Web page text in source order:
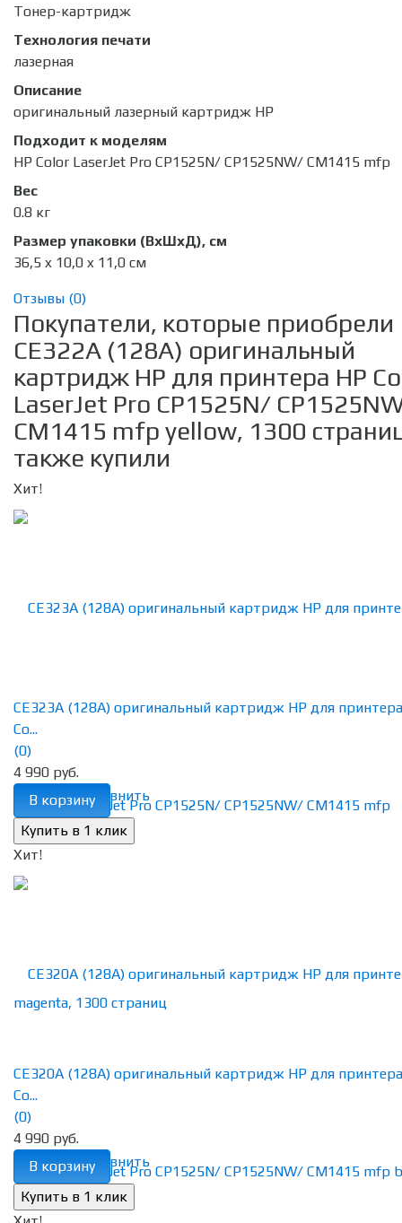
Тонер-картридж
Технология печати
лазерная
Описание
оригинальный лазерный картридж HP
Подходит к моделям
HP Color LaserJet Pro CP1525N/ CP1525NW/ CM1415 mfp
Вес
0.8 кг
Размер упаковки (ВхШхД), см
36,5 x 10,0 x 11,0 см
Отзывы (0)
Покупатели, которые приобрели
CE322A (128A) оригинальный
картридж HP для принтера HP
LaserJet Pro CP1525N/
CM1415 mfp yellow, 1300
также купили
Хит!
избранное сравнить
CE323A (128A) оригинальный картридж HP для
Co...
(0)
4 990 руб.
В корзину
Хит!
избранное сравнить
CE320A (128A) оригинальный картридж HP для
Co...
(0)
4 990 руб.
В корзину